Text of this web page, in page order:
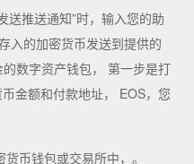
送推送通知”时，输入您的助
入的加密货币发送到提供的
数字资产钱包， 第一步是打
金额和付款地址， EOS，您
币钱包或交易所中，。